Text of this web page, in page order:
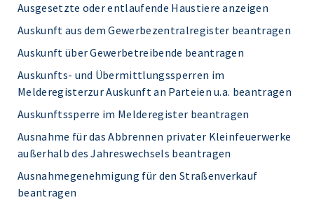
Ausgesetzte oder entlaufende Haustiere anzeigen
Auskunft aus dem Gewerbezentralregister beantragen
Auskunft über Gewerbetreibende beantragen
Auskunfts- und Übermittlungssperren im
Melderegisterzur Auskunft an Parteien u.a. beantragen
Auskunftssperre im Melderegister beantragen
Ausnahme für das Abbrennen privater Kleinfeuerwerke
außerhalb des Jahreswechsels beantragen
Ausnahmegenehmigung für den Straßenverkauf
beantragen